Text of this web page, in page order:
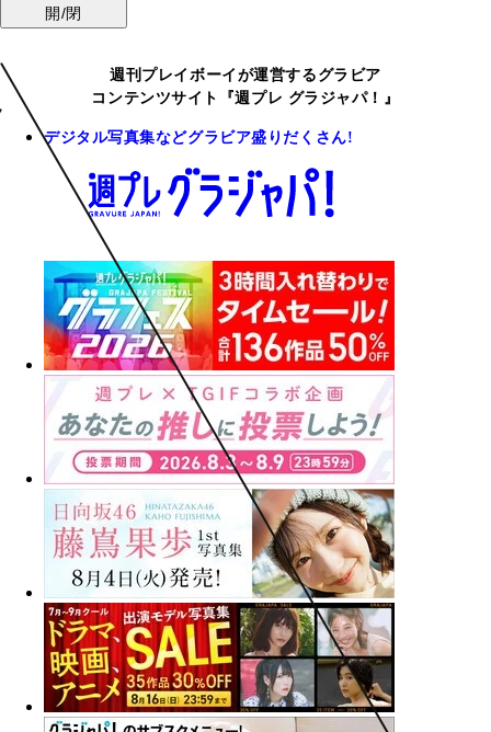
開/閉
週刊プレイボーイが運営するグラビア
コンテンツサイト『週プレ グラジャパ！』
デジタル写真集などグラビア盛りだくさん!